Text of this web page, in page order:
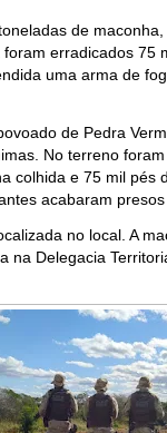
de
erradicados 75
uma arma de
de Pedra
No terreno
colhida e 75 mil pés
acabaram
no local. A
na Delegacia